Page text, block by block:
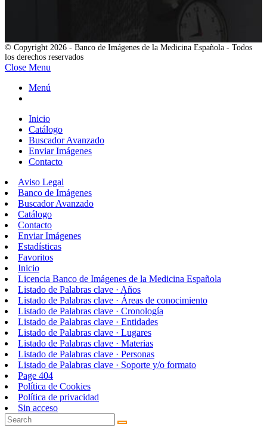
© Copyright 2026 - Banco de Imágenes de la Medicina Española - Todos
los derechos reservados
Close Menu
Menú
Inicio
Catálogo
Buscador Avanzado
Enviar Imágenes
Contacto
Aviso Legal
Banco de Imágenes
Buscador Avanzado
Catálogo
Contacto
Enviar Imágenes
Estadísticas
Favoritos
Inicio
Licencia Banco de Imágenes de la Medicina Española
Listado de Palabras clave · Años
Listado de Palabras clave · Áreas de conocimiento
Listado de Palabras clave · Cronología
Listado de Palabras clave · Entidades
Listado de Palabras clave · Lugares
Listado de Palabras clave · Materias
Listado de Palabras clave · Personas
Listado de Palabras clave · Soporte y/o formato
Page 404
Política de Cookies
Política de privacidad
Sin acceso